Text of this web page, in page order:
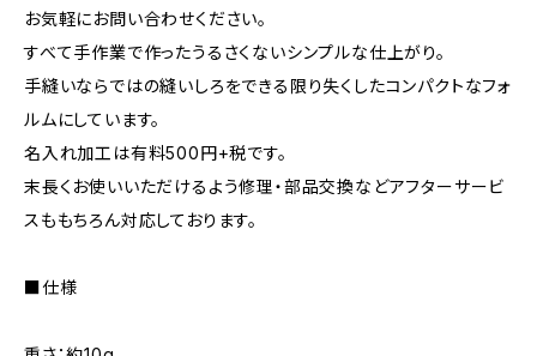
お気軽にお問い合わせください。
すべて手作業で作ったうるさくないシンプルな仕上がり。
手縫いならではの縫いしろをできる限り失くしたコンパクトなフォ
ルムにしています。
名入れ加工は有料500円+税です。
末長くお使いいただけるよう修理・部品交換などアフターサービ
スももちろん対応しております。
■仕様